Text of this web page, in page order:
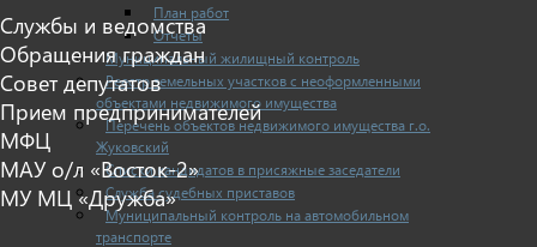
План работ
Отчеты
Муниципальный жилищный контроль
Реестр земельных участков с неоформленными
объектами недвижимого имущества
Перечень объектов недвижимого имущества г.о.
Жуковский
Списки кандидатов в присяжные заседатели
Служба судебных приставов
Муниципальный контроль на автомобильном
транспорте
Службы и ведомства
Обращения граждан
Совет депутатов
Прием предпринимателей
МФЦ
МАУ о/л «Восток-2»
МУ МЦ «Дружба»